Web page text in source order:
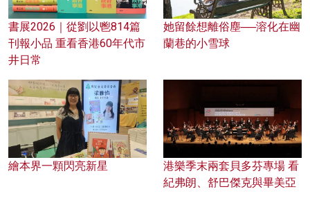
書展2026｜從劉以鬯814篇
刊報小品 重看香港60年代市
井日常
她留餘想離俗塵──溶化在幽
蘭巷的小雪球
繪本界一顆閃亮新星
港樂季末兩套貝多芬專場 看
紀弗朗、舒巴傑克與畢美亞